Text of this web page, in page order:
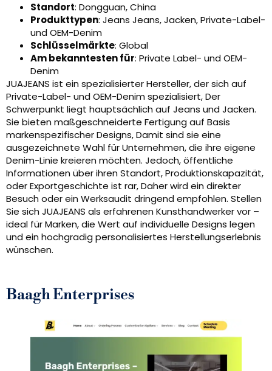
Standort: Dongguan, China
Produkttypen: Jeans Jeans, Jacken, Private-Label-
und OEM-Denim
Schlüsselmärkte: Global
Am bekanntesten für: Private Label- und OEM-
Denim
JUAJEANS ist ein spezialisierter Hersteller, der sich auf
Private-Label- und OEM-Denim spezialisiert, Der
Schwerpunkt liegt hauptsächlich auf Jeans und Jacken.
Sie bieten maßgeschneiderte Fertigung auf Basis
markenspezifischer Designs, Damit sind sie eine
ausgezeichnete Wahl für Unternehmen, die ihre eigene
Denim-Linie kreieren möchten. Jedoch, öffentliche
Informationen über ihren Standort, Produktionskapazität,
oder Exportgeschichte ist rar, Daher wird ein direkter
Besuch oder ein Werksaudit dringend empfohlen. Stellen
Sie sich JUAJEANS als erfahrenen Kunsthandwerker vor –
ideal für Marken, die Wert auf individuelle Designs legen
und ein hochgradig personalisiertes Herstellungserlebnis
wünschen.
Baagh Enterprises